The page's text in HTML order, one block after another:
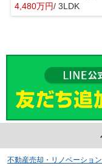
4,480万円/ 3LDK
不動産売却・リノベーショ